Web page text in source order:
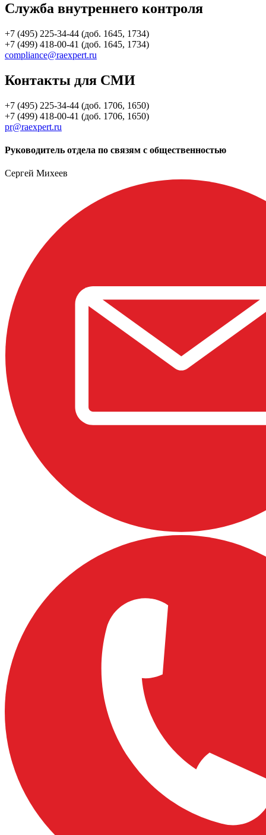
Служба внутреннего контроля
+7 (495) 225-34-44 (доб. 1645, 1734)
+7 (499) 418-00-41 (доб. 1645, 1734)
compliance@raexpert.ru
Контакты для СМИ
+7 (495) 225-34-44 (доб. 1706, 1650)
+7 (499) 418-00-41 (доб. 1706, 1650)
pr@raexpert.ru
Руководитель отдела по связям с общественностью
Сергей Михеев